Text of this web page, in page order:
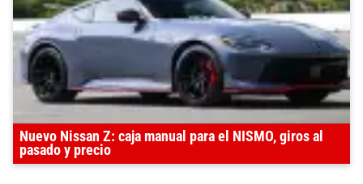
Nuevo Nissan Z: caja manual para el NISMO, giros al
pasado y precio